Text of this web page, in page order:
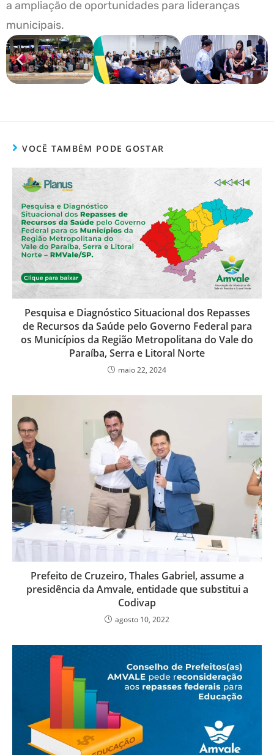
a ampliação de oportunidades para lideranças
municipais.
VOCÊ TAMBÉM PODE GOSTAR
Pesquisa e Diagnóstico Situacional dos Repasses
de Recursos da Saúde pelo Governo Federal para
os Municípios da Região Metropolitana do Vale do
Paraíba, Serra e Litoral Norte
maio 22, 2024
Prefeito de Cruzeiro, Thales Gabriel, assume a
presidência da Amvale, entidade que substitui a
Codivap
agosto 10, 2022